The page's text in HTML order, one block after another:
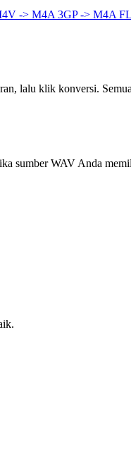
-> M4A 3GP -> M4A
lalu klik konversi.
sumber WAV Anda